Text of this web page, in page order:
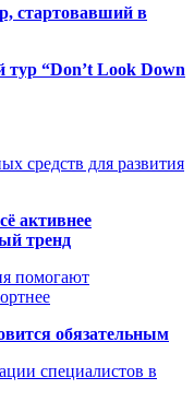
стартовавший в
“Don’t Look Down
средств для развития
активнее
тренд
помогают
обязательным
специалистов в